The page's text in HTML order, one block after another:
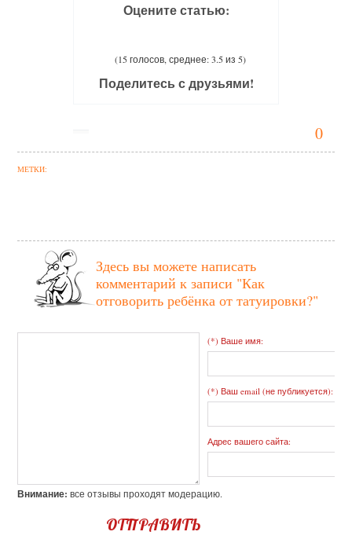
0
Оцените статью:
(15 голосов, среднее: 3.5 из 5)
Поделитесь с друзьями!
МЕТКИ:
Здесь вы можете написать
комментарий к записи "Как
отговорить ребёнка от татуировки?"
(*) Ваше имя:
(*) Ваш email (не публикуется):
Адрес вашего сайта:
Внимание: все отзывы проходят модерацию.
ОТПРАВИТЬ